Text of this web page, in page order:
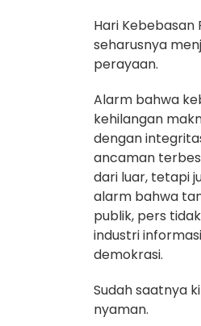
Hari Kebebasan
seharusnya
perayaan.
Alarm bahwa
kehilangan
dengan
ancaman
dari luar, tetapi
alarm bahwa
publik, pers
industri
demokrasi.
Sudah saatnya
nyaman.